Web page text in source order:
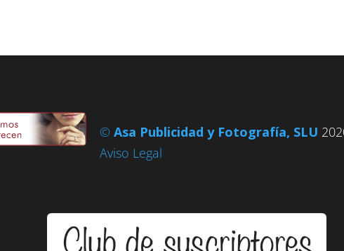
©Asa Publicidad y Fotografía, SLU
Aviso Legal